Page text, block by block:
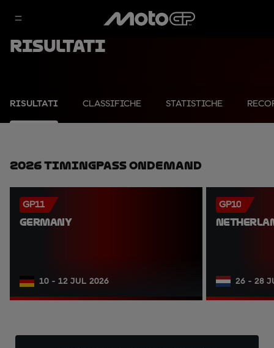
Risultati
RISULTATI CLASSIFICHE STATISTICHE
2026 TimingPass OnDemand
GP11
GERMANY
10 - 12 JUL 2026
GP10
26 - 28